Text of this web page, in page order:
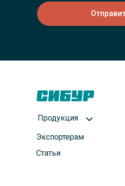
Продукция
Статьи
Экспортерам